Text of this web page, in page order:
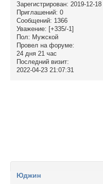
Зарегистрирован: 2019-12-18
Приглашений: 0
Сообщений: 1366
Уважение: [+335/-1]
Пол: Мужской
Провел на форуме:
24 дня 21 час
Последний визит:
2022-04-23 21:07:31
Юджин